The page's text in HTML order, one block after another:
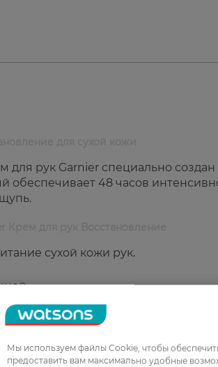
рук Garnier специально
48 часов
сухой кожи рук.
Мы используем файлы Cookie, чтобы
предоставить вам максимально удобные